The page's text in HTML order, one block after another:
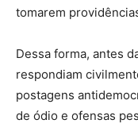
tomarem
Dessa forma, antes
respondiam
postagens
de ódio e ofensas